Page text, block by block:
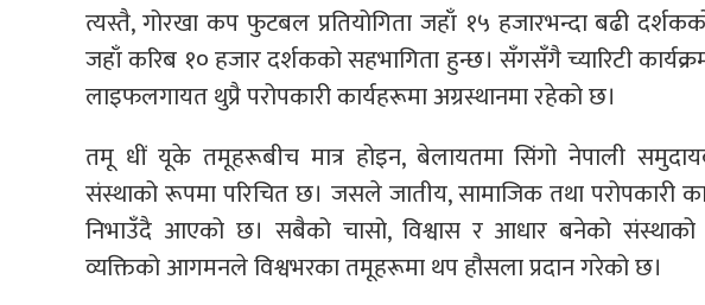
त्यस्तै, गोरखा कप फुटबल प्रतियोगिता जहाँ १५ हजारभन्दा बढी
जहाँ करिब १० हजार दर्शकको सहभागिता हुन्छ। सँगसँगै च्यारिटी
लाइफलगायत थुप्रै परोपकारी कार्यहरूमा अग्रस्थानमा रहेको छ।
तमू धीं यूके तमूहरूबीच मात्र होइन, बेलायतमा सिंगो नेपाली
संस्थाको रूपमा परिचित छ। जसले जातीय, सामाजिक तथा परोपकारी
निभाउँदै आएको छ। सबैको चासो, विश्वास र आधार बनेको संस्थाको
व्यक्तिको आगमनले विश्वभरका तमूहरूमा थप हौसला प्रदान गरेको छ।